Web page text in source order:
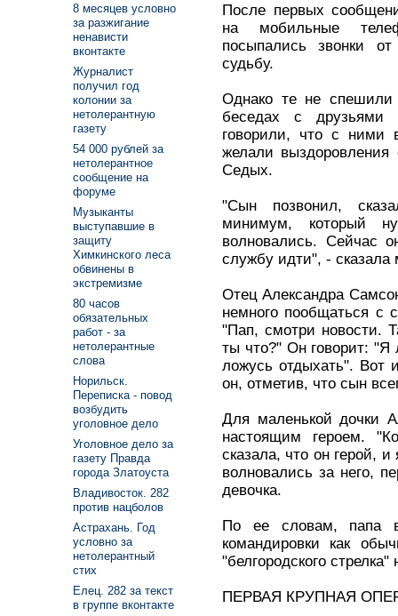
После первых
на мобильные
посыпались звонки
судьбу.
Однако те не спешили
беседах с друзьями
говорили, что с ними
желали
Седых.
"Сын позвонил,
минимум, который
волновались. Сейчас
службу идти", -
Отец Александра
немного пообщаться с
"Пап, смотри новости.
ты что?" Он говорит: "Я
ложусь отдыхать". Вот
он, отметив, что сын
Для маленькой дочки
настоящим героем.
сказала, что он герой,
волновались за него,
девочка.
По ее словам, папа
командировки как
"белгородского
ПЕРВАЯ КРУПНАЯ
8 месяцев условно
за разжигание
ненависти
вконтакте
Журналист
получил год
колонии за
нетолерантную
газету
54 000 рублей за
нетолерантное
сообщение на
форуме
Музыканты
выступавшие в
защиту
Химкинского леса
обвинены в
экстремизме
80 часов
обязательных
работ - за
нетолерантные
слова
Норильск.
Переписка - повод
возбудить
уголовное дело
Уголовное дело за
газету Правда
города Златоуста
Владивосток. 282
против нацболов
Астрахань. Год
условно за
нетолерантный
стих
Елец. 282 за текст
в группе вконтакте